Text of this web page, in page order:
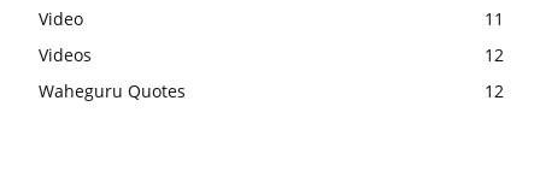
Video
11
Videos
12
Waheguru Quotes
12